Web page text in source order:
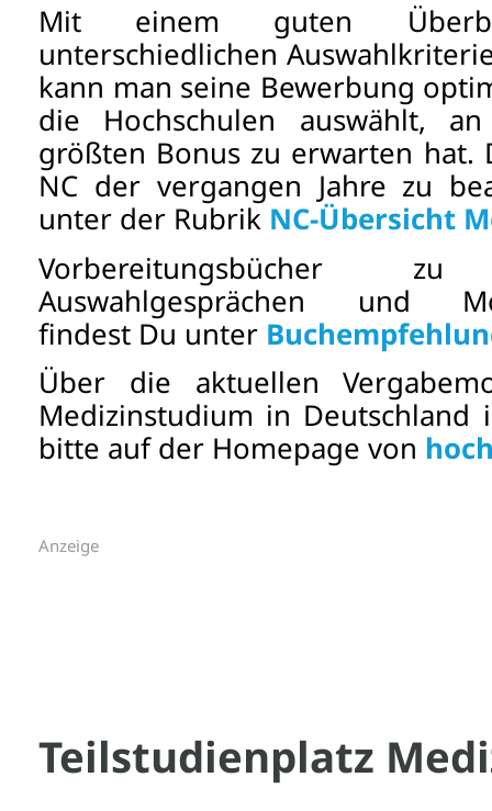
Mit einem guten
unterschiedlichen
kann man seine Bewerbung
die Hochschulen auswählt,
größten Bonus zu erwarten hat.
NC der vergangen Jahre zu
unter der Rubrik NC-Übersicht
Vorbereitungsbücher
Auswahlgesprächen und
findest Du unter
Über die aktuellen
Medizinstudium in
bitte auf der Homepage von
Anzeige
Teilstudienplatz